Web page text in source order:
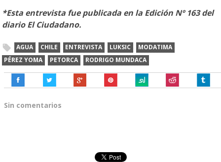
*Esta entrevista fue publicada en la Edición Nº 163 del
diario El Ciudadano.
AGUA CHILE ENTREVISTA LUKSIC
MODATIMA
PÉREZ YOMA
PETORCA RODRIGO MUNDACA
Sin comentarios